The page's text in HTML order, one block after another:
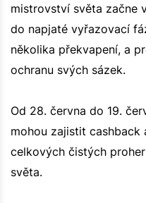
mistrovství světa začne
do napjaté vyřazovací
několika překvapení, a
ochranu svých sázek.
Od 28. června do 19.
mohou zajistit cashback
celkových čistých
světa.